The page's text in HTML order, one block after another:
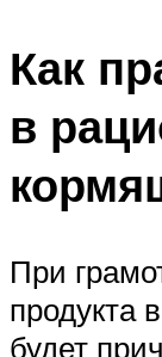
Как
в
При
продукта
будет